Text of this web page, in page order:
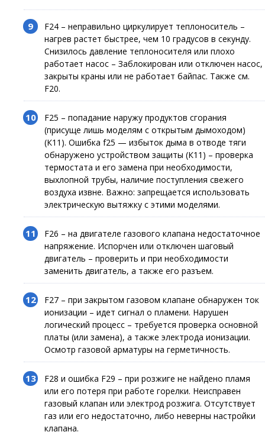
F24 – неправильно циркулирует теплоноситель –
нагрев растет быстрее, чем 10 градусов в секунду.
Снизилось давление теплоносителя или плохо
работает насос – Заблокирован или отключен насос,
закрыты краны или не работает байпас. Также см.
F20.
F25 – попадание наружу продуктов сгорания
(присуще лишь моделям с открытым дымоходом)
(К11). Ошибка f25 — избыток дыма в отводе тяги
обнаружено устройством защиты (К11) – проверка
термостата и его замена при необходимости,
выхлопной трубы, наличие поступления свежего
воздуха извне. Важно: запрещается использовать
электрическую вытяжку с этими моделями.
F26 – на двигателе газового клапана недостаточное
напряжение. Испорчен или отключен шаговый
двигатель – проверить и при необходимости
заменить двигатель, а также его разъем.
F27 – при закрытом газовом клапане обнаружен ток
ионизации – идет сигнал о пламени. Нарушен
логический процесс – требуется проверка основной
платы (или замена), а также электрода ионизации.
Осмотр газовой арматуры на герметичность.
F28 и ошибка F29 – при розжиге не найдено пламя
или его потеря при работе горелки. Неисправен
газовый клапан или электрод розжига. Отсутствует
газ или его недостаточно, либо неверны настройки
клапана.